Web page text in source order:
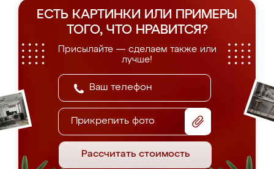
ЕСТЬ КАРТИНКИ ИЛИ ПРИМЕРЫ
ТОГО, ЧТО НРАВИТСЯ?
Присылайте — сделаем также или
лучше!
Прикрепить фото
Рассчитать стоимость